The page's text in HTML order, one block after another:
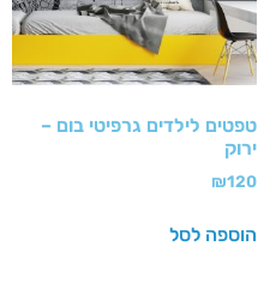
טפטים לילדים גרפיטי בום –
ירוק
₪120
הוספה לסל